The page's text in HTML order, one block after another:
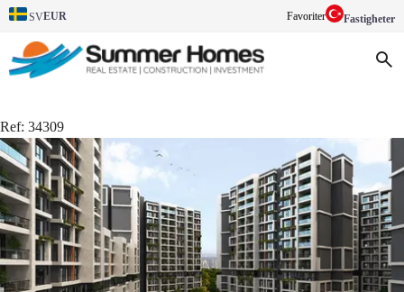
SVEUR Favoriter Fastigheter
Ref: 34309